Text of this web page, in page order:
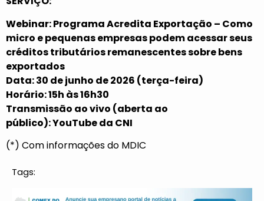
Webinar: Programa Acredita Exportação – Como
micro e pequenas empresas podem acessar seus
créditos tributários remanescentes sobre bens
exportados
Data: 30 de junho de 2026 (terça-feira)
Horário: 15h às 16h30
Transmissão ao vivo (aberta ao
público):YouTube da CNI
(*) Com informações do MDIC
Tags: